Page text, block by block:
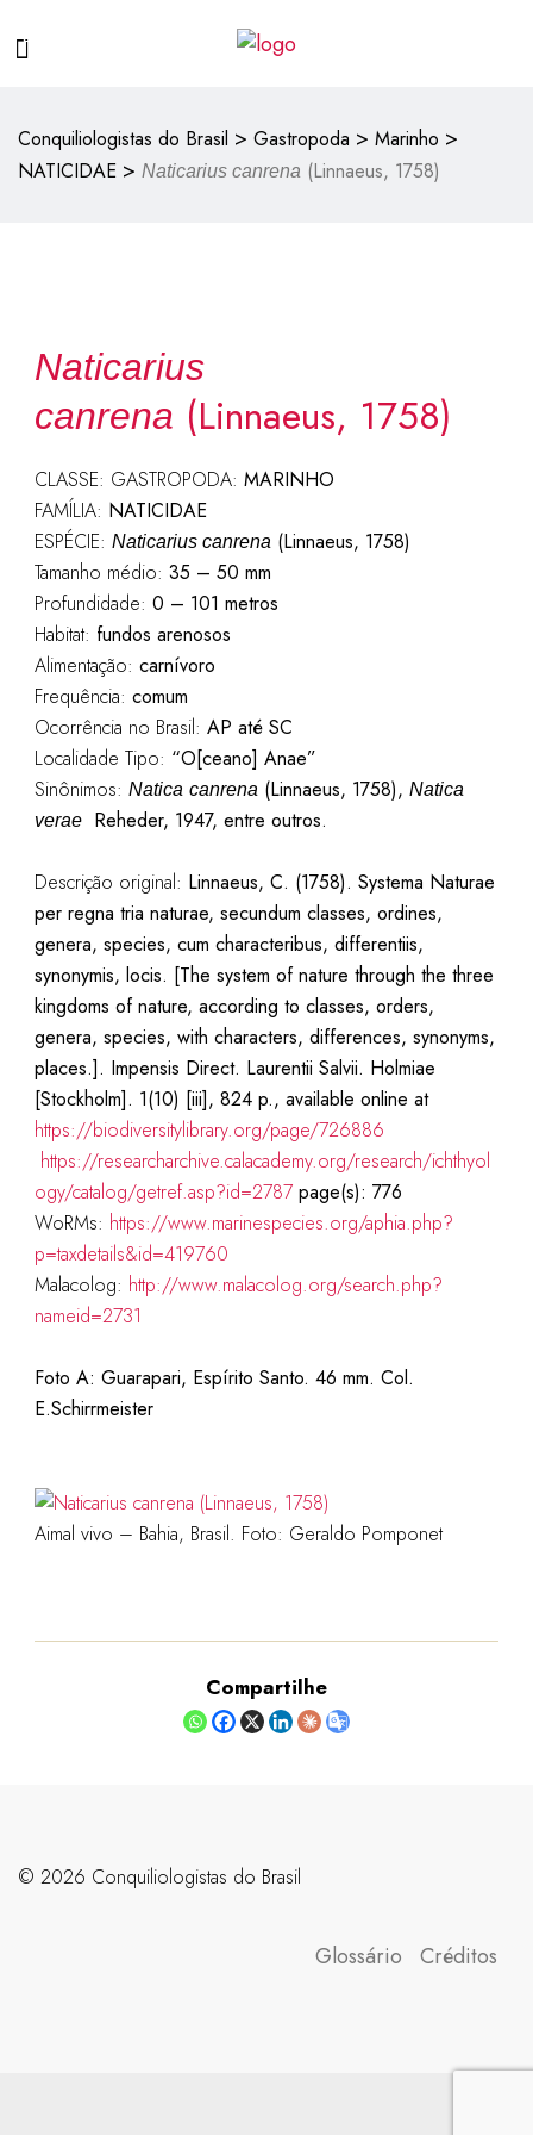
Conquiliologistas do Brasil > Gastropoda > Marinho >
NATICIDAE > Naticarius canrena (Linnaeus, 1758)
Naticarius
canrena (Linnaeus, 1758)
CLASSE: GASTROPODA: MARINHO
FAMÍLIA: NATICIDAE
ESPÉCIE: Naticarius canrena(Linnaeus, 1758)
Tamanho médio: 35 – 50 mm
Profundidade: 0 – 101 metros
Habitat: fundos arenosos
Alimentação: carnívoro
Frequência: comum
Ocorrência no Brasil: AP até SC
Localidade Tipo: “O[ceano] Anae”
Sinônimos: Natica canrena (Linnaeus, 1758), Natica
verae
Reheder, 1947, entre outros.
Descrição original: Linnaeus, C. (1758). Systema Naturae
per regna tria naturae, secundum classes, ordines,
genera, species, cum characteribus, differentiis,
synonymis, locis. [The system of nature through the three
kingdoms of nature, according to classes, orders,
genera, species, with characters, differences, synonyms,
places.]. Impensis Direct. Laurentii Salvii. Holmiae
[Stockholm]. 1(10) [iii], 824 p., available online at
https://biodiversitylibrary.org/page/726886
https://researcharchive.calacademy.org/research/ichthyol
ogy/catalog/getref.asp?id=2787 page(s): 776
WoRMs: https://www.marinespecies.org/aphia.php?
p=taxdetails&id=419760
Malacolog: http://www.malacolog.org/search.php?
nameid=2731
Foto A: Guarapari, Espírito Santo. 46 mm. Col.
E.Schirrmeister
Aimal vivo – Bahia, Brasil. Foto: Geraldo Pomponet
Compartilhe
©️ 2026 Conquiliologistas do Brasil
Glossário Créditos